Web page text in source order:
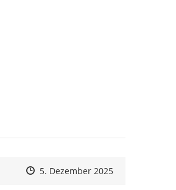
Zeitpunkt des Erstellens
Zeitpunkt des Erstellens
5. Dezember 2025Zur Äußerung